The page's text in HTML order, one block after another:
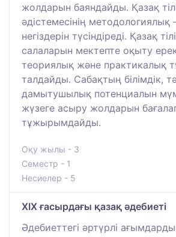
жолдарын баяндайды. Қазақ
әдістемесінің методологиялық
негіздерін түсіндіреді. Қазақ
салаларын мектепте оқыту
теориялық және практикалық
талдайды. Сабақтың білімдік,
дамытушылық потенциалын
жүзеге асыру жолдарын
тұжырымдайды.
Оқу жылы - 3
Семестр - 1
Несиелер - 5
ХІХ ғасырдағы қазақ әдебиеті
Әдебиеттегі әртүрлі